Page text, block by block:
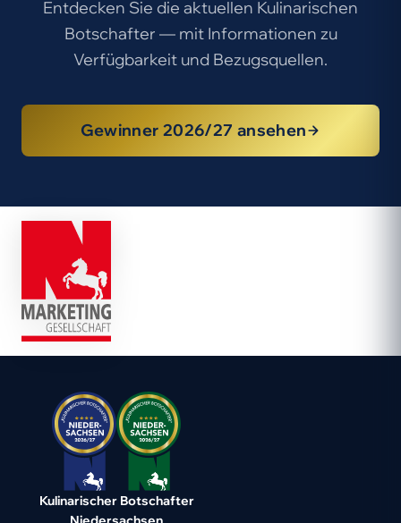
Entdecken Sie die aktuellen Kulinarischen
Botschafter — mit Informationen zu
Verfügbarkeit und Bezugsquellen.
Gewinner 2026/27 ansehen
Kulinarischer Botschafter